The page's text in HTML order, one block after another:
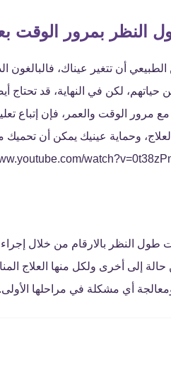
بمرور الوقت
حياتهم، لكن في النهاية، قد
الوقت والعمر، فإن إتباع
وحماية عينيك يمكن أن تحميك
طول النظر بالارقام من خلال
حالة إلى أخرى ولكل منها
أي مشكلة في مراحلها الأولى.